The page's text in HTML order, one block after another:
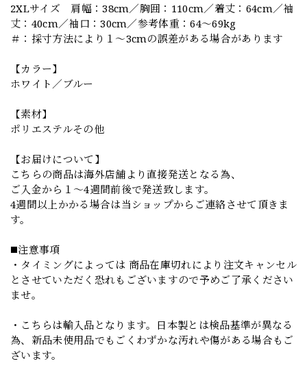
2XLサイズ 肩幅：38cm／胸囲：110cm／着丈：64cm／袖
丈：40cm／袖口：30cm／参考体重：64～69kg
＃：採寸方法により１～3cmの誤差がある場合があります
【カラー】
ホワイト／ブルー
【素材】
ポリエステルその他
【お届けについて】
こちらの商品は海外店舗より直接発送となる為、
ご入金から１～4週間前後で発送致します。
4週間以上かかる場合は当ショップからご連絡させて頂きま
す。
◼️注意事項
・タイミングによっては 商品在庫切れにより注文キャンセル
とさせていただく恐れもございますので予めご了承ください
ませ。
・こちらは輸入品となります。日本製とは検品基準が異なる
為、新品未使用品でもごくわずかな汚れや傷がある場合もご
ざいます。